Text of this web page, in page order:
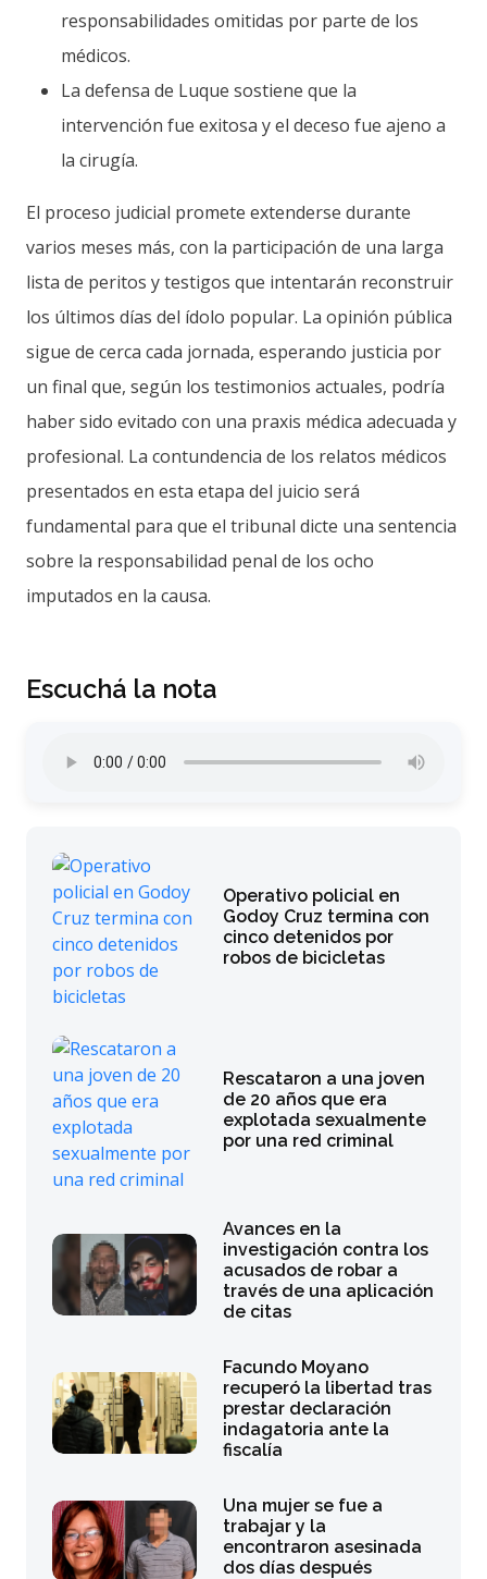
responsabilidades omitidas por parte de los
médicos.
La defensa de Luque sostiene que la
intervención fue exitosa y el deceso fue ajeno a
la cirugía.
El proceso judicial promete extenderse durante
varios meses más, con la participación de una larga
lista de peritos y testigos que intentarán reconstruir
los últimos días del ídolo popular. La opinión pública
sigue de cerca cada jornada, esperando justicia por
un final que, según los testimonios actuales, podría
haber sido evitado con una praxis médica adecuada y
profesional. La contundencia de los relatos médicos
presentados en esta etapa del juicio será
fundamental para que el tribunal dicte una sentencia
sobre la responsabilidad penal de los ocho
imputados en la causa.
Escuchá la nota
Operativo policial en
Godoy Cruz termina con
cinco detenidos por
robos de bicicletas
Rescataron a una joven
de 20 años que era
explotada sexualmente
por una red criminal
Avances en la
investigación contra los
acusados de robar a
través de una aplicación
de citas
Facundo Moyano
recuperó la libertad tras
prestar declaración
indagatoria ante la
fiscalía
Una mujer se fue a
trabajar y la
encontraron asesinada
dos días después